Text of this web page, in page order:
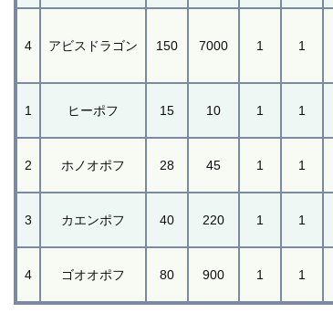
4 アビスドラゴン 150 7000 1 1
1 ヒーポフ 15 10 1 1
2 ホノオポフ 28 45 1 1
3 カエンポフ 40 220 1 1
4 ゴオオポフ 80 900 1 1